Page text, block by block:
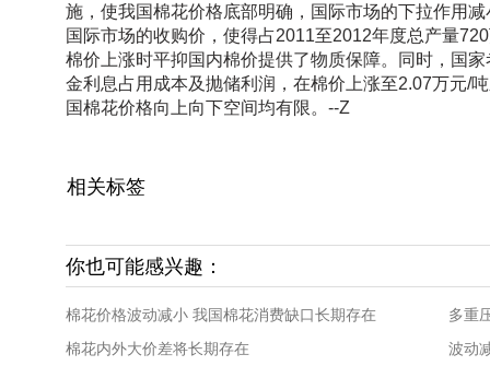
施，使我国棉花价格底部明确，国际市场的下拉作用
国际市场的收购价，使得占2011至2012年度总产量
棉价上涨时平抑国内棉价提供了物质保障。同时，国
金利息占用成本及抛储利润，在棉价上涨至2.07万元/
国棉花价格向上向下空间均有限。--Z
相关标签
你也可能感兴趣：
棉花价格波动减小 我国棉花消费缺口长期存在
棉花内外大价差将长期存在
多重